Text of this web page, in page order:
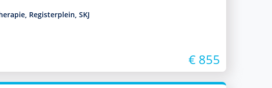
Registerplein, SKJ
€ 855